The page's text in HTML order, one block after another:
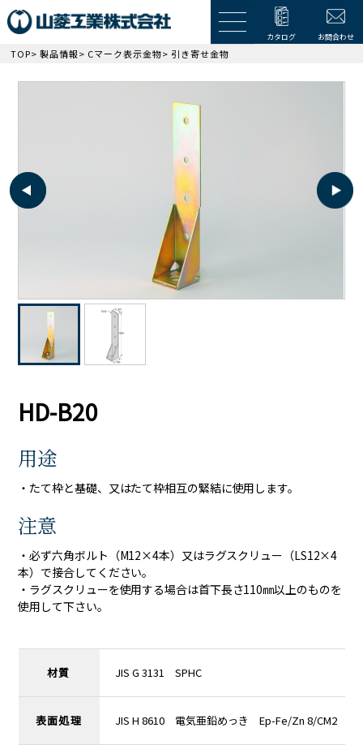
カタログ お問合わせ
TOP>製品情報> Cマーク表示金物> 引き寄せ金物
HD-B20
用途
・たて枠と基礎、又はたて枠相互の緊結に使用します。
注意
・必ず六角ボルト（M12×4本）又はラグスクリュー（LS12×4
本）で接合してください。
・ラグスクリューを使用する場合は首下長さ110㎜以上のものを
使用して下さい。
材質 JIS G 3131 SPHC
表面処理 JIS H 8610 電気亜鉛めっき Ep-Fe/Zn 8/CM2